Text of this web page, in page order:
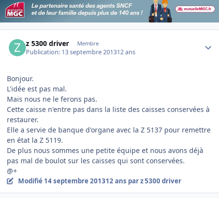
z 5300 driver Membre
Publication: 13 septembre 201312 ans
Bonjour.
L'idée est pas mal.
Mais nous ne le ferons pas.
Cette caisse n'entre pas dans la liste des caisses conservées à
restaurer.
Elle a servie de banque d'organe avec la Z 5137 pour remettre
en état la Z 5119.
De plus nous sommes une petite équipe et nous avons déjà
pas mal de boulot sur les caisses qui sont conservées.
@+
Modifié 14 septembre 201312 ans par z 5300 driver